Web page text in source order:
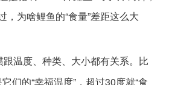
，为啥鲤鱼的“食量”差距这么大
跟温度、种类、大小都有关系。比
们的“幸福温度”，超过30度就“食